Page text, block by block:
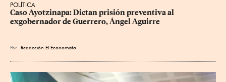
POLÍTICA
Caso Ayotzinapa: Dictan prisión preventiva al
exgobernador de Guerrero, Ángel Aguirre
Por Redacción El Economista